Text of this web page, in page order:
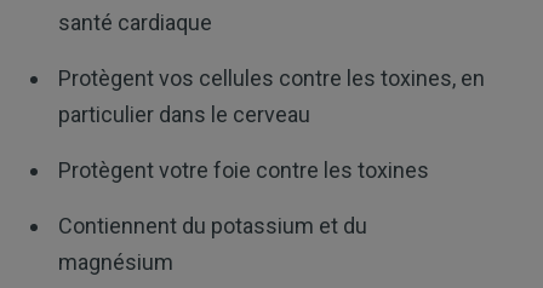
santé cardiaque
Protègent vos cellules contre les toxines, en
particulier dans le cerveau
Protègent votre foie contre les toxines
Contiennent du potassium et du
magnésium